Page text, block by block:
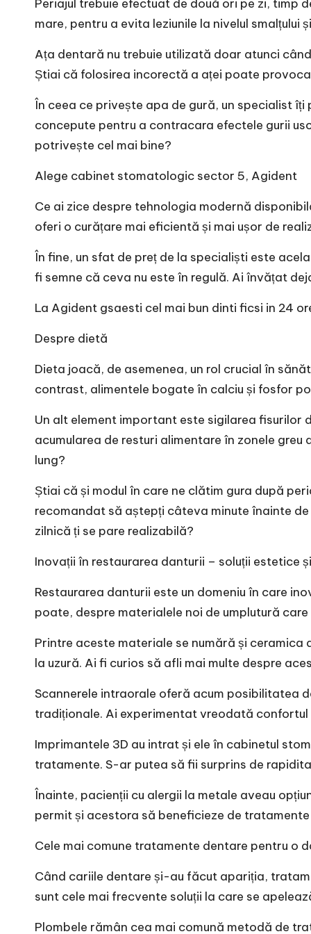
Periajul trebuie efectuat de două ori pe zi, timp
mare, pentru a evita leziunile la nivelul
Ața dentară nu trebuie utilizată doar atunci
Știai că folosirea incorectă a aței poate
În ceea ce privește apa de gură, un specialist
concepute pentru a contracara efectele gurii
potrivește cel mai bine?
Alege cabinet stomatologic sector 5, Agident
Ce ai zice despre tehnologia modernă
oferi o curățare mai eficientă și mai ușor de
În fine, un sfat de preț de la specialiști este
fi semne că ceva nu este în regulă. Ai învățat
La Agident gsaesti cel mai bun dinti ficsi in 24
Despre dietă
Dieta joacă, de asemenea, un rol crucial în
contrast, alimentele bogate în calciu și fosfor
Un alt element important este sigilarea fisurilor
acumularea de resturi alimentare în zonele
lung?
Știai că și modul în care ne clătim gura după
recomandat să aștepți câteva minute înainte
zilnică ți se pare realizabilă?
Inovații în restaurarea danturii – soluții estetice
Restaurarea danturii este un domeniu în care
poate, despre materialele noi de umplutură
Printre aceste materiale se numără și
la uzură. Ai fi curios să afli mai multe despre
Scannerele intraorale oferă acum posibilitatea
tradiționale. Ai experimentat vreodată
Imprimantele 3D au intrat și ele în cabinetul
tratamente. S-ar putea să fii surprins de
Înainte, pacienții cu alergii la metale aveau
permit și acestora să beneficieze de
Cele mai comune tratamente dentare pentru o
Când cariile dentare și-au făcut apariția,
sunt cele mai frecvente soluții la care se
Plombele rămân cea mai comună metodă de